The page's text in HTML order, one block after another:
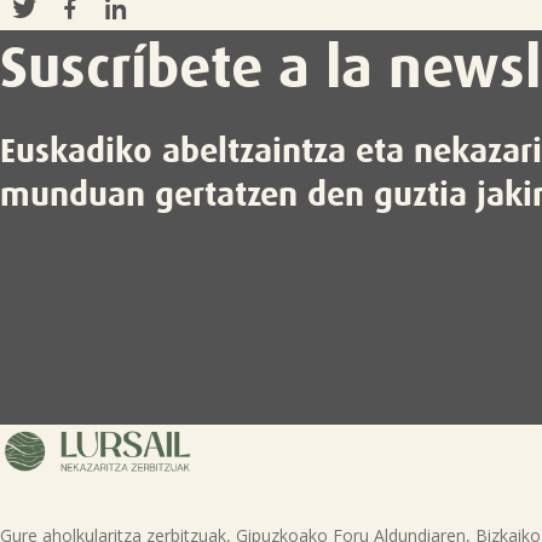
Suscríbete a la
Euskadiko abeltzaintza eta
munduan gertatzen den guztia
Gure aholkularitza zerbitzuak, Gipuzkoako Foru Aldundiaren, Bizkaiko